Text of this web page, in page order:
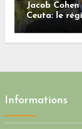
Jacob
Ceuta: le
bonne part
de l’Union
Informations